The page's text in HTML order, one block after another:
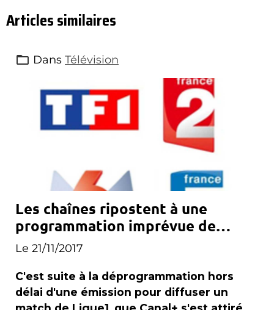
Articles similaires
Dans Télévision
Les chaînes ripostent à une
programmation imprévue de
Canal+
Le 21/11/2017
C'est suite à la déprogrammation hors
délai d'une émission pour diffuser un